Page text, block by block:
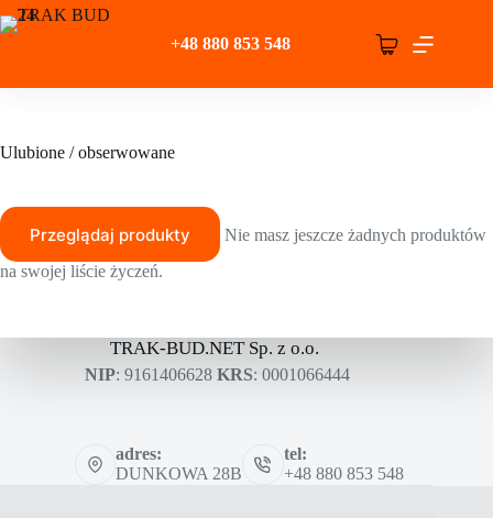
Przejdź
do
+48 880 853 548 Koszyk
Ulubione / obserwowane
Przeglądaj produkty
Nie masz jeszcze żadnych produktów
na swojej liście życzeń.
TRAK-BUD.NET Sp. z o.o.
NIP: 9161406628 KRS: 0001066444
adres:
DUNKOWA 28B
tel:
+48 880 853 548